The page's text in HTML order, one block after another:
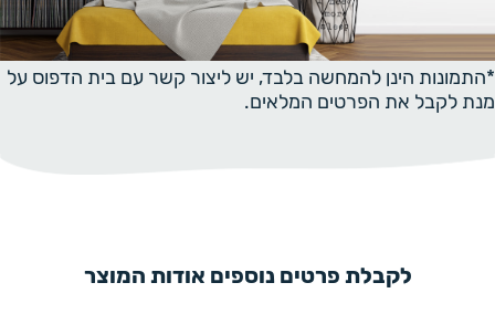
*התמונות הינן להמחשה בלבד, יש ליצור קשר עם בית הדפוס על
מנת לקבל את הפרטים המלאים.
לקבלת פרטים נוספים אודות המוצר